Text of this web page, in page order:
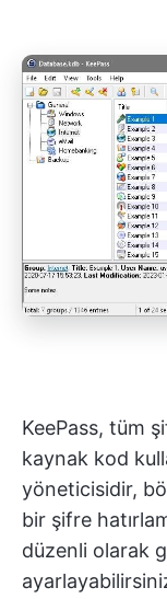
KeePass, tüm
kaynak kod
yöneticisidir,
bir şifre
düzenli olarak